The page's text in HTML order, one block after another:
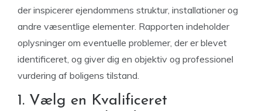
der inspicerer ejendommens struktur, installationer og
andre væsentlige elementer. Rapporten indeholder
oplysninger om eventuelle problemer, der er blevet
identificeret, og giver dig en objektiv og professionel
vurdering af boligens tilstand.
1. Vælg en Kvalificeret